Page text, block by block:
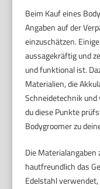
Beim Kauf eines
Angaben auf der
einzuschätzen.
aussagekräftig und
und funktional ist.
Materialien, die
Schneidetechnik
du diese Punkte
Bodygroomer zu
Die Materialangaben
hautfreundlich das
Edelstahl